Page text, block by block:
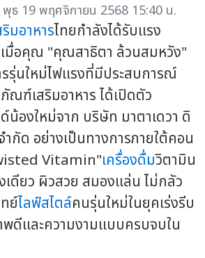
พุธ 19 พฤศจิกายน 2568 15:40 น.
มอาหารไทยกำลังได้รับแรง
เมื่อคุณ "คุณสาธิตา ล้วนสมหวัง"
นใหม่ไฟแรงที่มีประสบการณ์
ณฑ์เสริมอาหาร ได้เปิดตัว
องใหม่จาก บริษัท มาตาเดวา ดิ
กัด อย่างเป็นทางการภายใต้คอน
Vitamin"เครื่องดื่มวิตามิน
ดียว ผิวสวย สมองแล่น ไม่กลัว
ย์ไลฟ์สไตล์คนรุ่นใหม่ในยุคเร่งรีบ
ดีและความงามแบบครบจบใน